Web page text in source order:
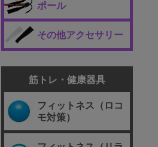
ポール
その他アクセサリー
筋トレ・健康器具
フィットネス（ロコ
モ対策）